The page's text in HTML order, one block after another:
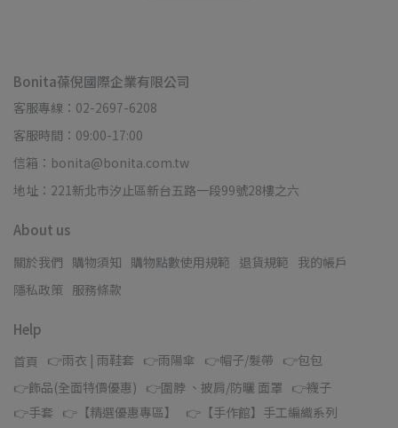
Bonita葆倪國際企業有限公司
客服專線：02-2697-6208
客服時間：09:00-17:00
信箱：bonita@bonita.com.tw
地址：221新北市汐止區新台五路一段99號28樓之六
About us
關於我們 購物須知 購物點數使用規範 退貨規範 我的帳戶
隱私政策 服務條款
Help
首頁 👉雨衣 | 雨鞋套 👉雨陽傘 👉帽子/髮帶 👉包包
👉飾品(全面特價優惠) 👉圍脖 、披肩/防曬 面罩 👉襪子
👉手套 👉【精選優惠專區】 👉【手作館】手工編織系列